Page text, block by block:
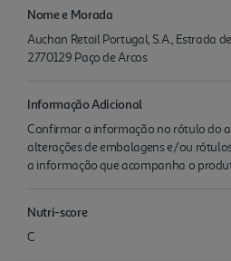
Nome e Morada
Auchan Retail Portugal, S.A., Estrada
2770129 Paço de Arcos
Informação Adicional
Confirmar a informação no rótulo do
alterações de embalagens e/ou
a informação que acompanha o
Nutri-score
C